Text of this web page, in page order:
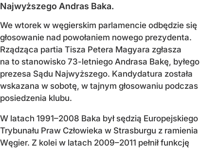
Najwyższego Andras Baka.
We wtorek w węgierskim parlamencie odbędzie się
głosowanie nad powołaniem nowego prezydenta.
Rządząca partia Tisza Petera Magyara zgłasza
na to stanowisko 73-letniego Andrasa Bakę, byłego
prezesa Sądu Najwyższego. Kandydatura została
wskazana w sobotę, w tajnym głosowaniu podczas
posiedzenia klubu.
W latach 1991–2008 Baka był sędzią Europejskiego
Trybunału Praw Człowieka w Strasburgu z ramienia
Węgier. Z kolei w latach 2009–2011 pełnił funkcję